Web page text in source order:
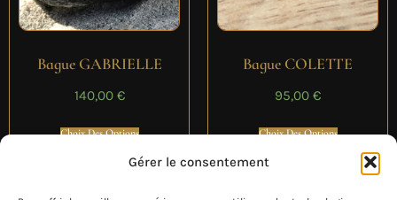
Gérer le consentement
Bague GABRIELLE
140,00 €
Choix Des Options
Bague COLETTE
95,00 €
Choix Des Options